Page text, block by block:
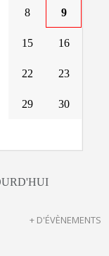
8 9
15 16
22 23
29 30
+ D'ÉVÈNEMENTS